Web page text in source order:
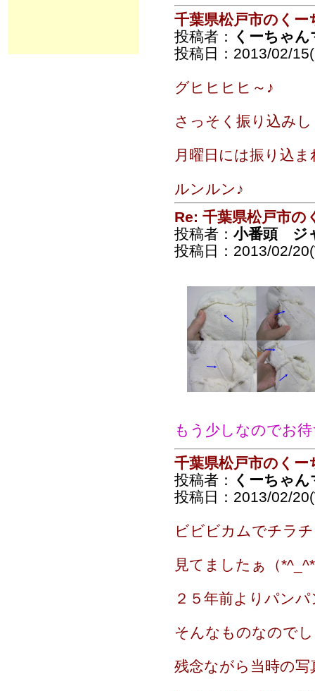
千葉県松戸市のくー
投稿者：
くーちゃん
投稿日：2013/02/
グヒヒヒヒ～♪
さっそく振り込み
月曜日には振り込
ルンルン♪
Re: 千葉県松戸市の
投稿者： 小番頭 ジ
投稿日：2013/02/
もう少しなのでお
千葉県松戸市のくー
投稿者：
くーちゃん
投稿日：2013/02/
ビビビカムでチラ
見てましたぁ（
２５年前よりパン
そんなものなので
残念ながら当時の